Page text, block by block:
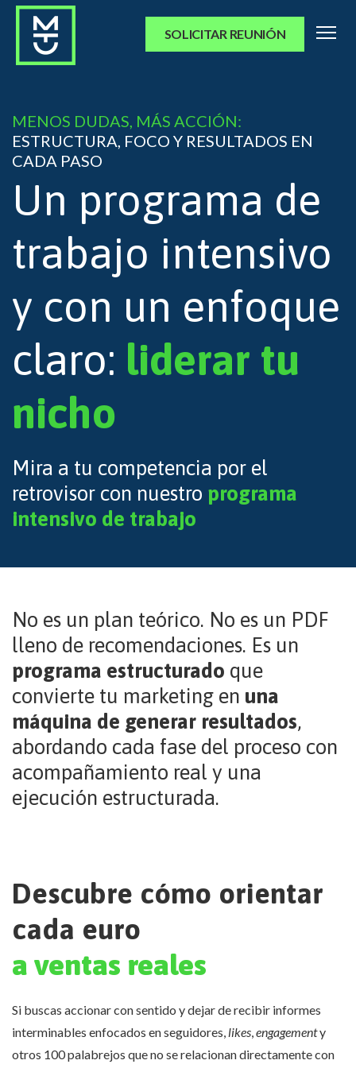
SOLICITAR REUNIÓN
MENOS DUDAS, MÁS ACCIÓN:
ESTRUCTURA, FOCO Y RESULTADOS EN
CADA PASO
Un programa de
trabajo intensivo
y con un enfoque
claro: liderar tu
nicho
Mira a tu competencia por el
retrovisor con nuestro programa
intensivo de trabajo
No es un plan teórico. No es un PDF
lleno de recomendaciones. Es un
programa estructurado que
convierte tu marketing en una
máquina de generar resultados,
abordando cada fase del proceso con
acompañamiento real y una
ejecución estructurada.
Descubre cómo orientar
cada euro
a ventas reales
Si buscas accionar con sentido y dejar de recibir informes
interminables enfocados en seguidores, likes,engagementy
otros 100 palabrejos que no se relacionan directamente con